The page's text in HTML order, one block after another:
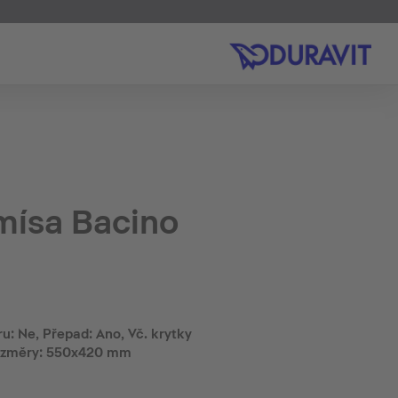
Bacino
Ne, Přepad: Ano, Vč. krytky
550x420 mm